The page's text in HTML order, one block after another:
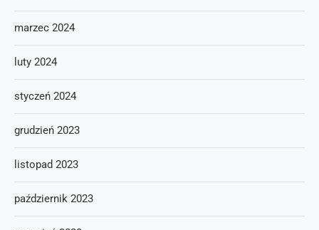
marzec 2024
luty 2024
styczeń 2024
grudzień 2023
listopad 2023
październik 2023